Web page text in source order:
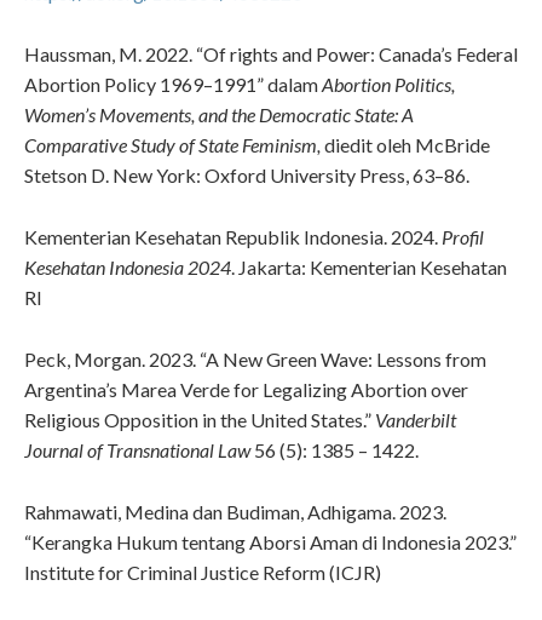
Haussman, M. 2022. “Of rights and Power: Canada’s Federal
Abortion Policy 1969–1991” dalamAbortion Politics,
Women’s Movements, and the Democratic State: A
Comparative Study of State Feminism, diedit oleh McBride
Stetson D. New York: Oxford University Press, 63–86.
Kementerian Kesehatan Republik Indonesia. 2024. Profil
Kesehatan Indonesia 2024. Jakarta: Kementerian Kesehatan
RI
Peck, Morgan. 2023. “A New Green Wave: Lessons from
Argentina’s Marea Verde for Legalizing Abortion over
Religious Opposition in the United States.” Vanderbilt
Journal of Transnational Law56 (5): 1385 – 1422.
Rahmawati, Medina dan Budiman, Adhigama. 2023.
“Kerangka Hukum tentang Aborsi Aman di Indonesia 2023.”
Institute for Criminal Justice Reform (ICJR)